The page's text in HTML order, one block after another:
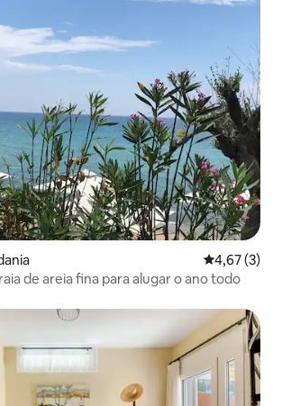
4,67 de
4,67 (3)
de areia fina para alugar o ano todo